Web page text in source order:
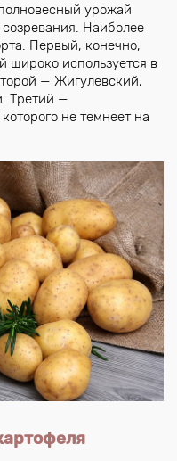
урожай
Наиболее
Первый, конечно,
широко используется в
— Жигулевский,
Третий —
не темнеет на